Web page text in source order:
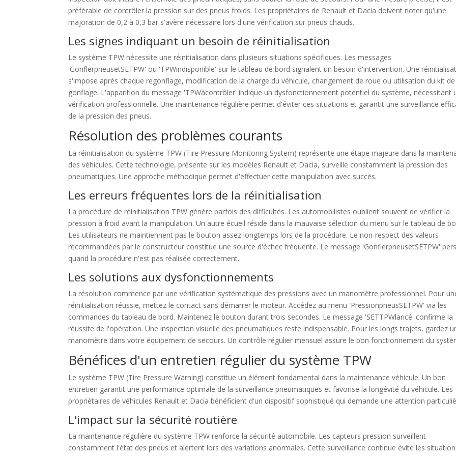
préférable de contrôler la pression sur des pneus froids. Les propriétaires de Renault et Dacia doivent noter qu'une
majoration de 0,2 à 0,3 bar s'avère nécessaire lors d'une vérification sur pneus chauds.
Les signes indiquant un besoin de réinitialisation
Le système TPW nécessite une réinitialisation dans plusieurs situations spécifiques. Les messages
'GonflerpneusetSETPW' ou 'TPWindisponible' sur le tableau de bord signalent un besoin d'intervention. Une
s'impose après chaque regonflage, modification de la charge du véhicule, changement de roue ou utilisation du kit de
gonflage. L'apparition du message 'TPWàcontrôler' indique un dysfonctionnement potentiel du système, nécessitant
vérification professionnelle. Une maintenance régulière permet d'éviter ces situations et garantit une surveillance
de la pression des pneus.
Résolution des problèmes courants
La réinitialisation du système TPW (Tire Pressure Monitoring System) représente une étape majeure dans la
des véhicules. Cette technologie, présente sur les modèles Renault et Dacia, surveille constamment la pression des
pneumatiques. Une approche méthodique permet d'effectuer cette manipulation avec succès.
Les erreurs fréquentes lors de la réinitialisation
La procédure de réinitialisation TPW génère parfois des difficultés. Les automobilistes oublient souvent de vérifier la
pression à froid avant la manipulation. Un autre écueil réside dans la mauvaise sélection du menu sur le tableau de
Les utilisateurs ne maintiennent pas le bouton assez longtemps lors de la procédure. Le non-respect des valeurs
recommandées par le constructeur constitue une source d'échec fréquente. Le message 'GonflerpneusetSETPW'
quand la procédure n'est pas réalisée correctement.
Les solutions aux dysfonctionnements
La résolution commence par une vérification systématique des pressions avec un manomètre professionnel. Pour
réinitialisation réussie, mettez le contact sans démarrer le moteur. Accédez au menu 'PressionpneusSETPW' via les
commandes du tableau de bord. Maintenez le bouton durant trois secondes. Le message 'SETTPWlancé' confirme la
réussite de l'opération. Une inspection visuelle des pneumatiques reste indispensable. Pour les longs trajets, gardez
manomètre dans votre équipement de secours. Un contrôle régulier mensuel assure le bon fonctionnement du
Bénéfices d'un entretien régulier du système TPW
Le système TPW (Tire Pressure Warning) constitue un élément fondamental dans la maintenance véhicule. Un bon
entretien garantit une performance optimale de la surveillance pneumatiques et favorise la longévité du véhicule. Les
propriétaires de véhicules Renault et Dacia bénéficient d'un dispositif sophistiqué qui demande une attention
L'impact sur la sécurité routière
La maintenance régulière du système TPW renforce la sécurité automobile. Les capteurs pression surveillent
constamment l'état des pneus et alertent lors des variations anormales. Cette surveillance continue évite les